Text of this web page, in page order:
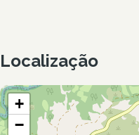
Localização
+
−